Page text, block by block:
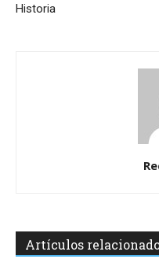
Historia
Artículos